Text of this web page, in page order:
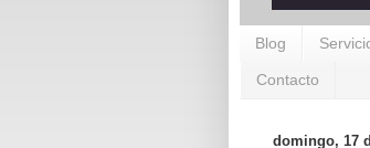
Blog
Contacto
domingo, 17